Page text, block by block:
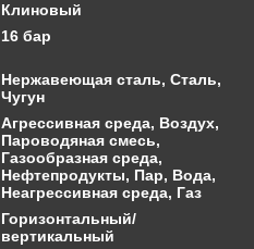
Клиновый
16 бар
Нержавеющая сталь, Сталь,
Чугун
Агрессивная среда, Воздух,
Пароводяная смесь,
Газообразная среда,
Нефтепродукты, Пар, Вода,
Неагрессивная среда, Газ
Горизонтальный/
вертикальный